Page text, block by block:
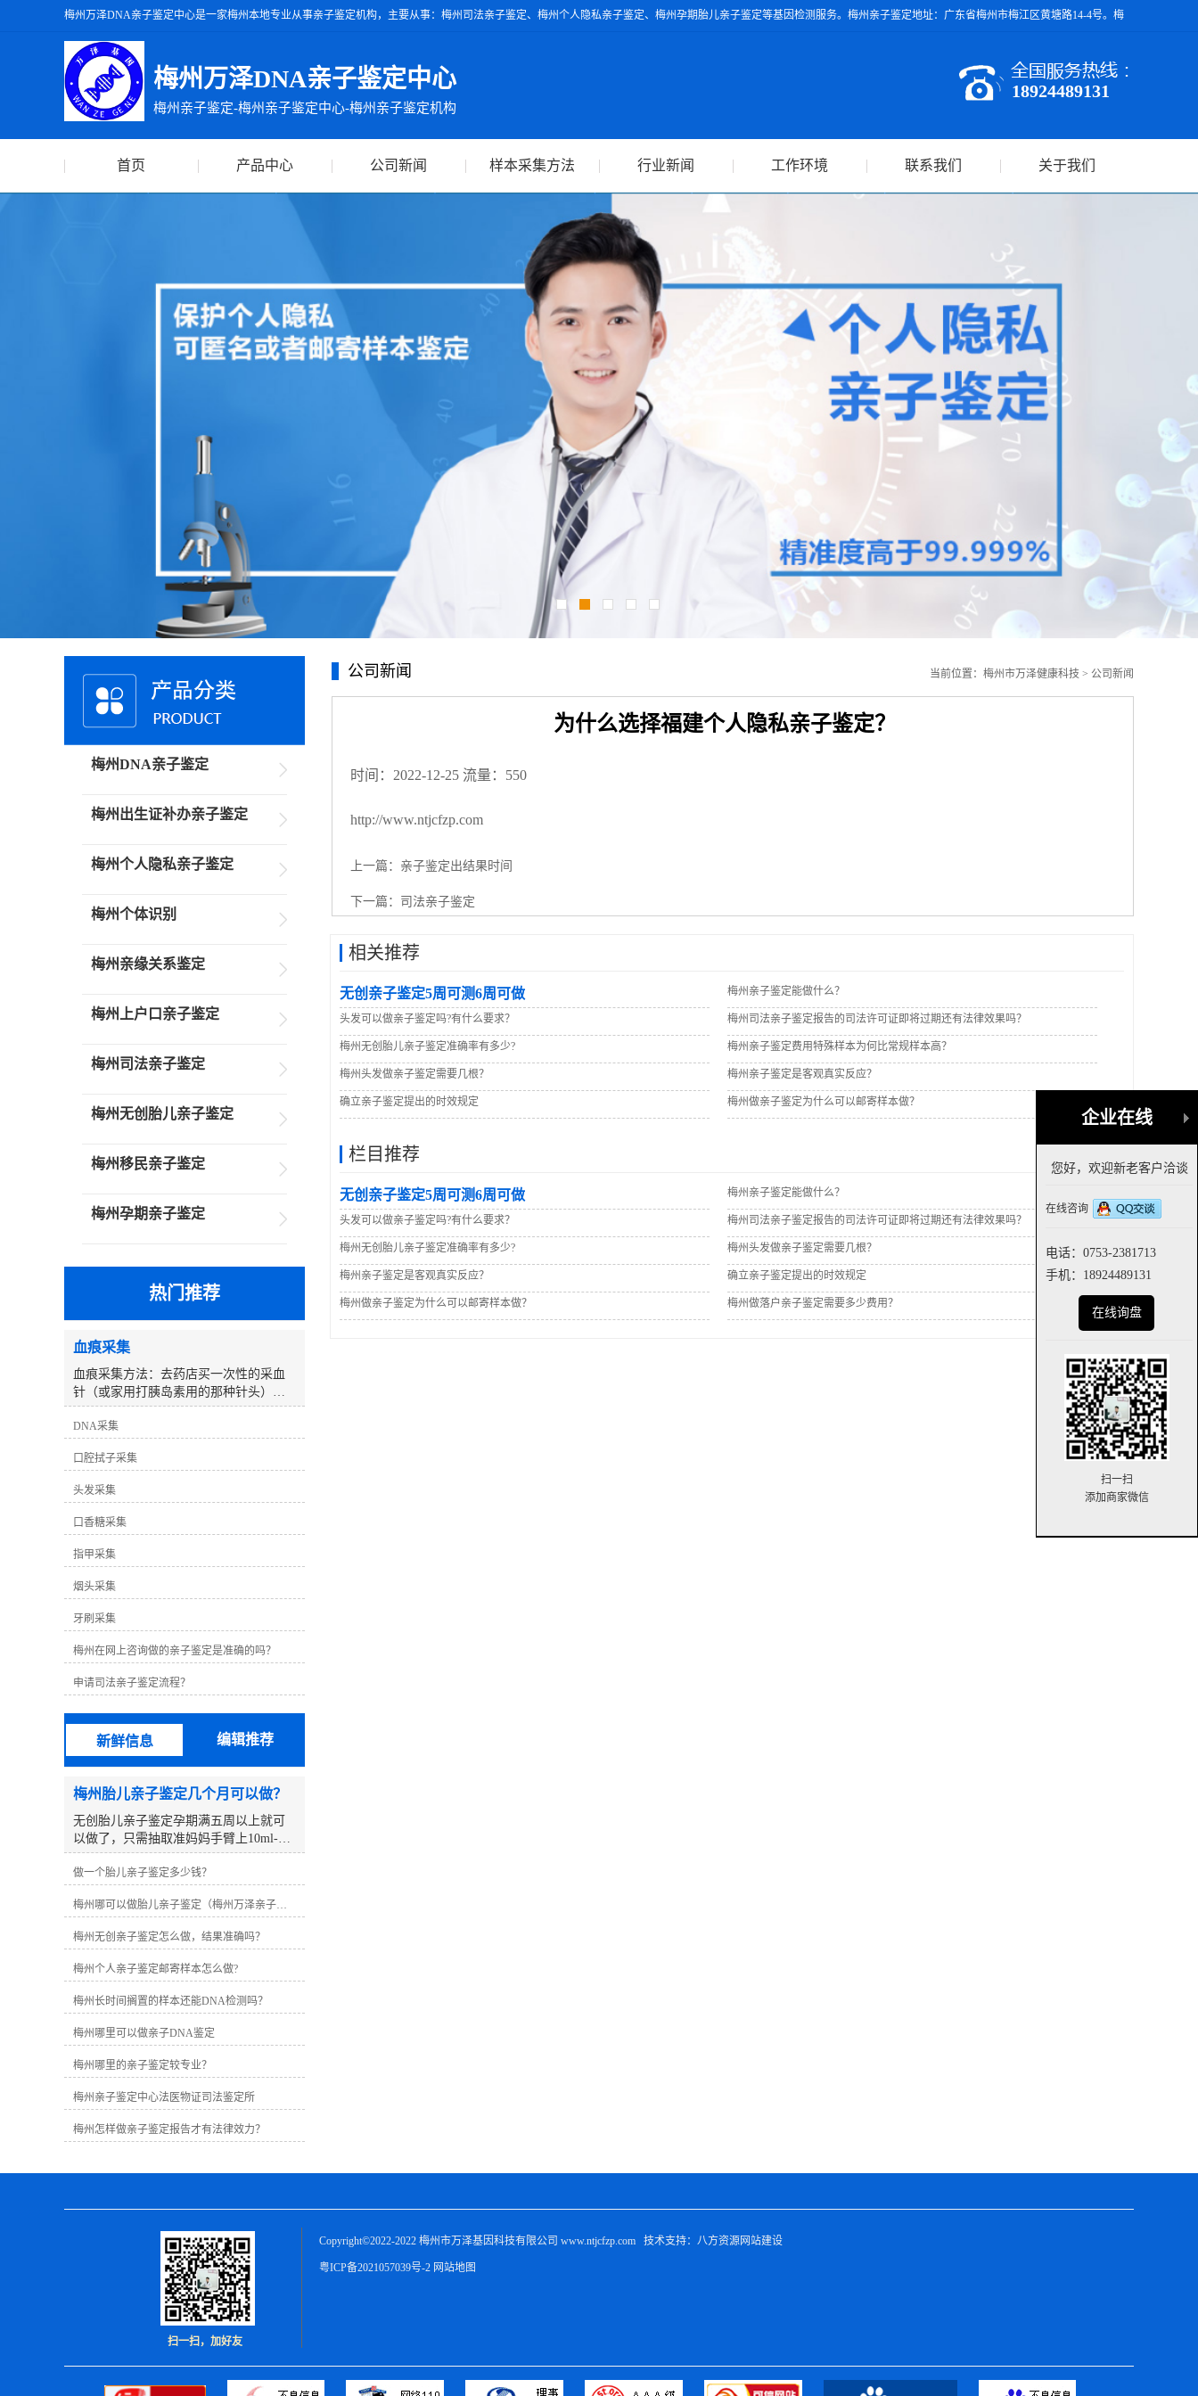
梅州万泽DNA亲子鉴定中心是一家梅州本地专业从事亲子鉴定机构，主要从事：梅州司法亲子鉴定、梅州个人隐私亲子鉴定、梅州孕期胎儿亲子鉴定等基因检测服务。梅州亲子鉴定地址：广东省梅州市梅江区黄塘路14-4号。梅
州万泽DNA亲子鉴定中心出具的亲子鉴定报告准确率达99.99%，出具的亲子鉴定报告可作为独立司法鉴定依据，全球通用。
梅州万泽DNA亲子鉴定中心
梅州亲子鉴定-梅州亲子鉴定中心-梅州亲子鉴定机构
18924489131
首页 产品中心 公司新闻 样本采集方法 行业新闻 工作环境 联系我们 关于我们
公司新闻 当前位置： 梅州市万泽健康科技 > 公司新闻
为什么选择福建个人隐私亲子鉴定？
时间：2022-12-25 流量：550
http://www.ntjcfzp.com
上一篇： 亲子鉴定出结果时间
下一篇： 司法亲子鉴定
相关推荐
无创亲子鉴定5周可测6周可做 梅州亲子鉴定能做什么？
头发可以做亲子鉴定吗?有什么要求？ 梅州司法亲子鉴定报告的司法许可证即将过期还有法律效果吗？
梅州无创胎儿亲子鉴定准确率有多少? 梅州亲子鉴定费用特殊样本为何比常规样本高？
梅州头发做亲子鉴定需要几根？ 梅州亲子鉴定是客观真实反应？
确立亲子鉴定提出的时效规定 梅州做亲子鉴定为什么可以邮寄样本做？
栏目推荐
无创亲子鉴定5周可测6周可做 梅州亲子鉴定能做什么？
头发可以做亲子鉴定吗?有什么要求？ 梅州司法亲子鉴定报告的司法许可证即将过期还有法律效果吗？
梅州无创胎儿亲子鉴定准确率有多少? 梅州头发做亲子鉴定需要几根？
梅州亲子鉴定是客观真实反应？ 确立亲子鉴定提出的时效规定
梅州做亲子鉴定为什么可以邮寄样本做？ 梅州做落户亲子鉴定需要多少费用？
梅州DNA亲子鉴定
梅州出生证补办亲子鉴定
梅州个人隐私亲子鉴定
梅州个体识别
梅州亲缘关系鉴定
梅州上户口亲子鉴定
梅州司法亲子鉴定
梅州无创胎儿亲子鉴定
梅州移民亲子鉴定
梅州孕期亲子鉴定
热门推荐
血痕采集
血痕采集方法：去药店买一次性的采血
针（或家用打胰岛素用的那种针头），
用采血针刺皮肤表面（孩子小可以采集
足跟部的血迹）准备棉签（棉签不可以
下，取2－3个棉签黄豆大小的血痕沾在
棉签上，让它自然阴干，先用干净的纸
巾包起来，然后装入纸质的信封袋中
（切记不能放塑料袋中密封），作好标
记后尽快送到或邮寄过来我们处理即
可。注意将不同的样本单独放置在不同
的纸制信封中，信封上标记清楚采集日
期、样本身份（如：父亲、孩子等）。
DNA采集
口腔拭子采集
头发采集
口香糖采集
指甲采集
烟头采集
牙刷采集
梅州在网上咨询做的亲子鉴定是准确的吗？
申请司法亲子鉴定流程？
新鲜信息 编辑推荐
梅州胎儿亲子鉴定几个月可以做？
无创胎儿亲子鉴定孕期满五周以上就可
以做了，只需抽取准妈妈手臂上10ml-
12ml静脉血作为胎儿样本，对胎儿没有
任何影响和伤害，是非常安全的，孕妈
咨询中心2018年开设至今，在梅州帮助
上万人解决亲子鉴定疑惑，是一家本地
化亲子鉴定咨询点，咨询范围有：无创
胎儿亲子鉴定，旁系亲缘鉴定、DNA身
份证等咨询。1、胎儿样本。羊水亲子鉴
定需要提供胎儿羊水样本，绒毛亲子鉴
定需要进行穿刺手术提供胎儿绒毛样
本，无创胎儿亲子鉴定需要提供孕妇手
是含有足量DNA信息的样本都可以，比
如血液、精液、指甲、毛发等。
做一个胎儿亲子鉴定多少钱？
梅州哪可以做胎儿亲子鉴定（梅州万泽亲子鉴定中心）
梅州无创亲子鉴定怎么做，结果准确吗？
梅州个人亲子鉴定邮寄样本怎么做?
梅州长时间搁置的样本还能DNA检测吗？
梅州哪里可以做亲子DNA鉴定
梅州哪里的亲子鉴定较专业？
梅州亲子鉴定中心法医物证司法鉴定所
梅州怎样做亲子鉴定报告才有法律效力？
扫一扫，加好友
Copyright©2022-2022 梅州市万泽基因科技有限公司 www.ntjcfzp.com   技术支持：八方资源网站建设
粤ICP备2021057039号-2 网站地图
企业在线
您好，欢迎新老客户洽谈
在线咨询
电话：0753-2381713
手机：18924489131
在线询盘
扫一扫
添加商家微信